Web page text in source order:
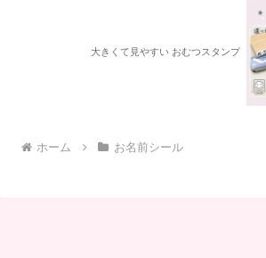
大きくて見やすい おむつスタンプ
ホーム お名前シール